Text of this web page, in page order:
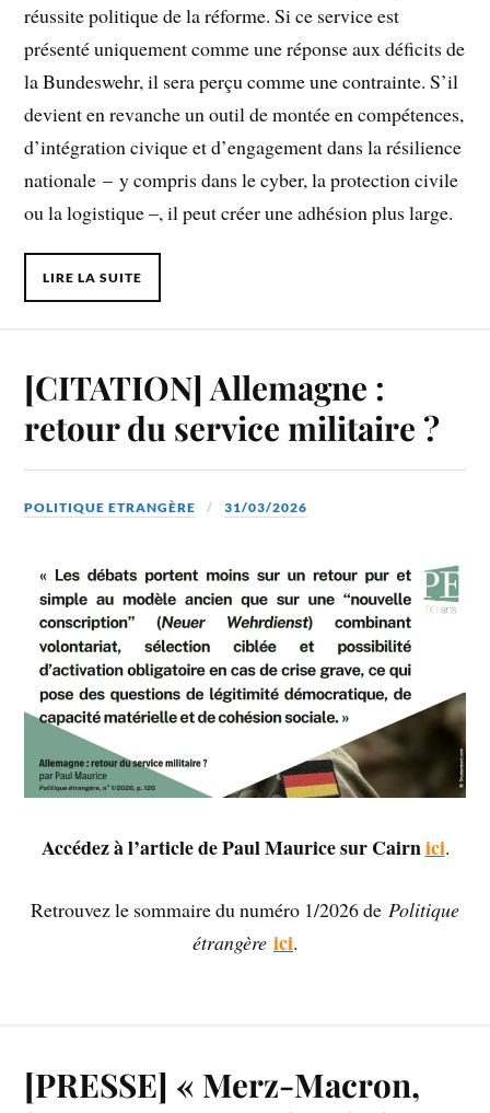
réussite politique de la réforme. Si ce service est
présenté uniquement comme une réponse aux déficits de
la Bundeswehr, il sera perçu comme une contrainte. S’il
devient en revanche un outil de montée en compétences,
d’intégration civique et d’engagement dans la résilience
nationale – y compris dans le cyber, la protection civile
ou la logistique –, il peut créer une adhésion plus large.
LIRE LA SUITE
[CITATION] Allemagne :
retour du service militaire ?
POLITIQUE ETRANGÈRE 31/03/2026
Accédez à l’article de Paul Maurice sur Cairnici.
Retrouvez le sommaire du numéro 1/2026 de Politique
étrangère ici.
[PRESSE] « Merz-Macron,